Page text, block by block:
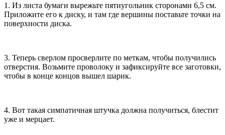
1. Из листа бумаги вырежьте пятиугольник сторонами 6,5 см.
Приложите его к диску, и там где вершины поставьте точки на
поверхности диска.
3. Теперь сверлом просверлите по меткам, чтобы получились
отверстия. Возьмите проволоку и зафиксируйте все заготовки,
чтобы в конце концов вышел шарик.
4. Вот такая симпатичная штучка должна получиться, блестит
уже и мерцает.